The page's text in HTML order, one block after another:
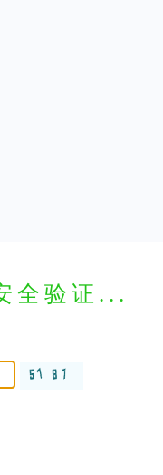
全验证...